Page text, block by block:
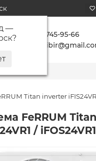
—
?
+7 923 745-95-66
Titan inverter
FeRRUM Titan
/ iFOS24VR1